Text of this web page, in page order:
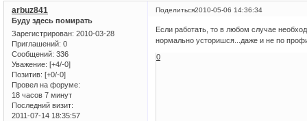
Поделиться2010-05-06 14:36:34
arbuz841
Буду здесь помирать
Зарегистрирован: 2010-03-28
Приглашений: 0
Сообщений: 336
Уважение: [+4/-0]
Позитив: [+0/-0]
Провел на форуме:
18 часов 7 минут
Последний визит:
2011-07-14 18:35:57
Если работать, то в любом случае
нормально усторишся...даже и не по
0